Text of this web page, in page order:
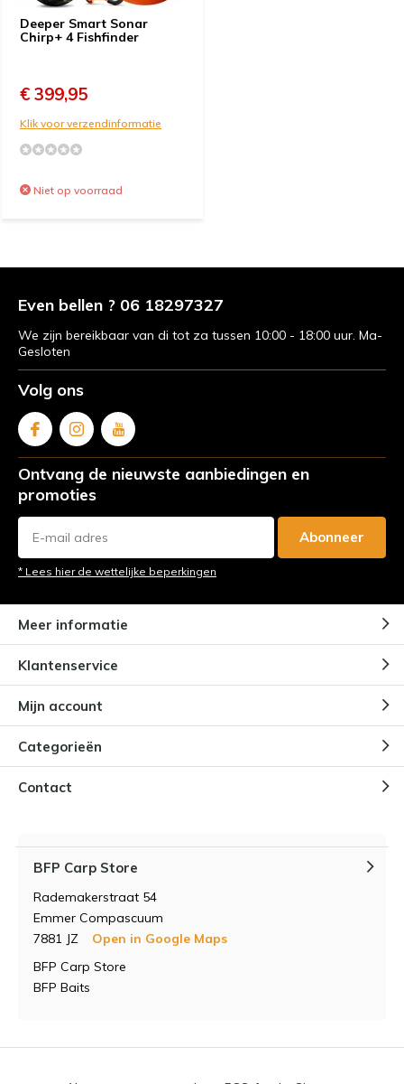
Deeper Smart Sonar
Chirp+ 4 Fishfinder
€ 399,95
Klik voor verzendinformatie
Niet op voorraad
Even bellen ? 06 18297327
We zijn bereikbaar van di tot za tussen 10:00 - 18:00 uur. Ma-
Gesloten
Volg ons
Ontvang de nieuwste aanbiedingen en
promoties
Abonneer
* Lees hier de wettelijke beperkingen
Meer informatie
Klantenservice
Mijn account
Categorieën
Contact
BFP Carp Store
Rademakerstraat 54
Emmer Compascuum
7881 JZ
Open in Google Maps
BFP Carp Store
BFP Baits